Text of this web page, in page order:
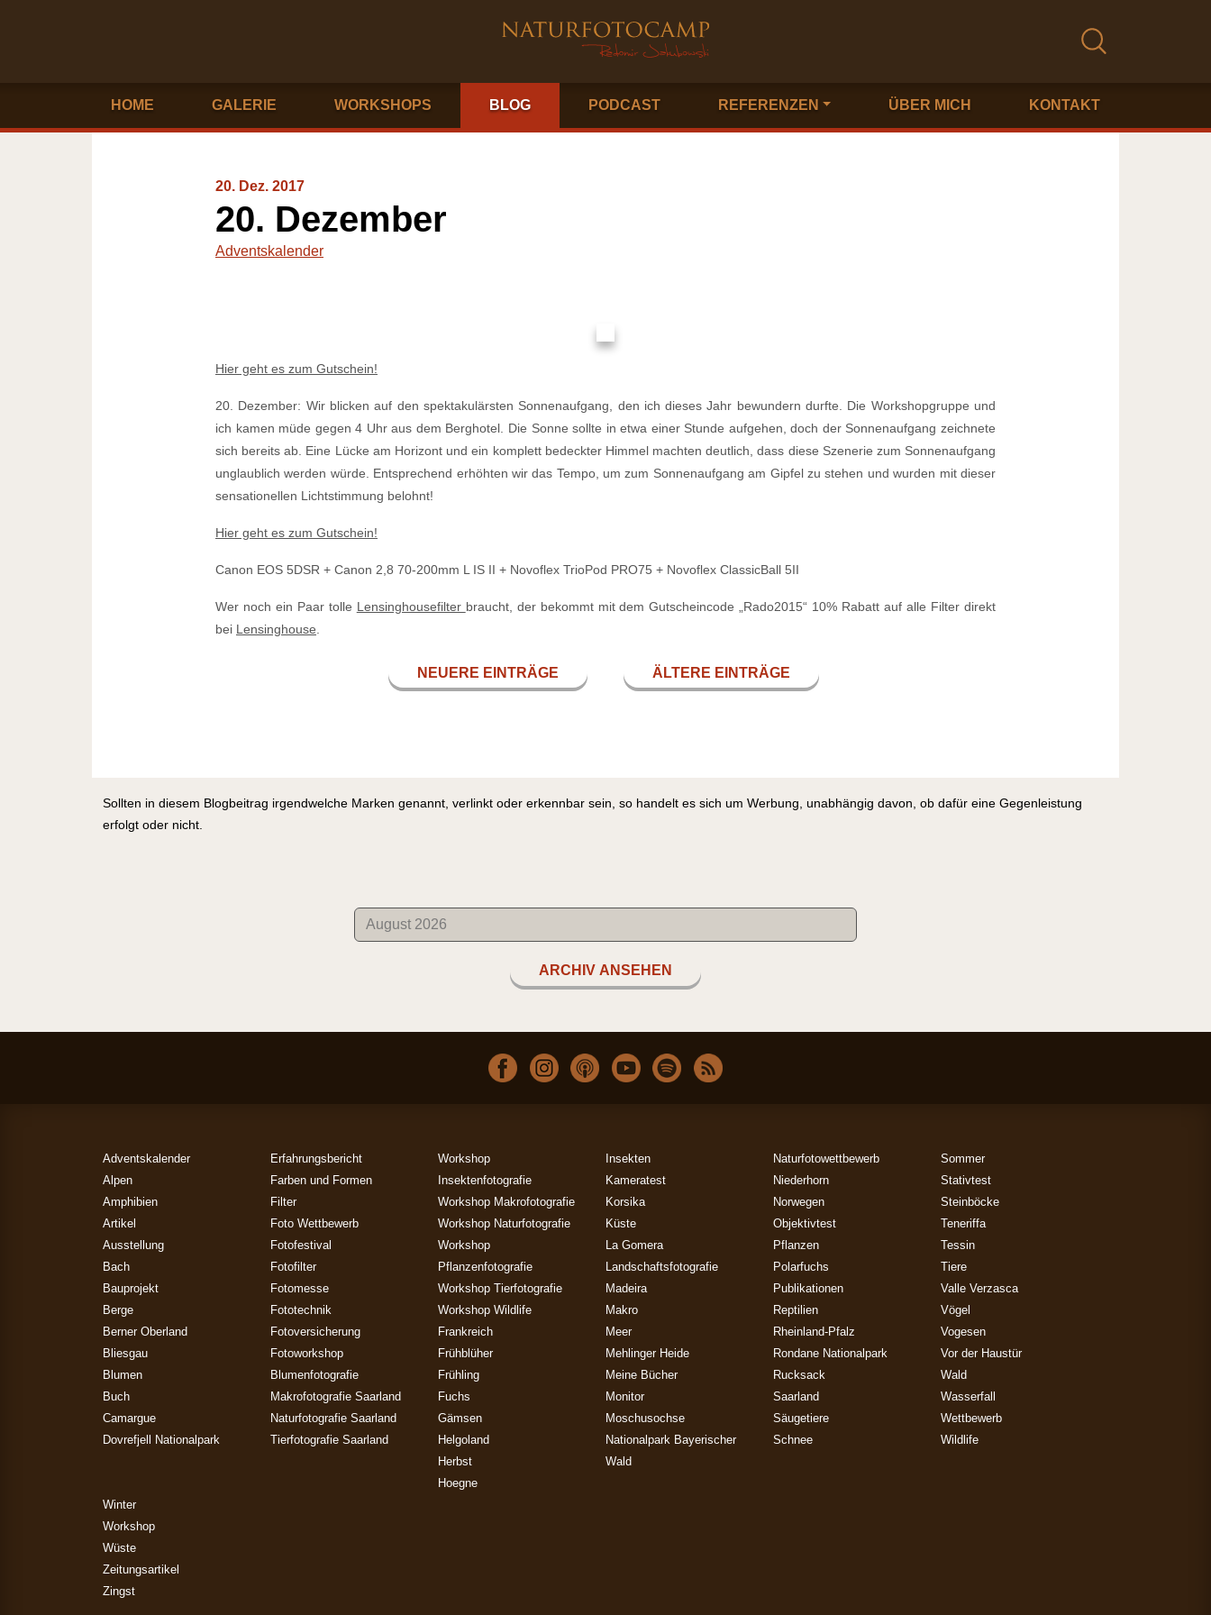
HOME GALERIE WORKSHOPS BLOG PODCAST REFERENZEN ÜBER MICH KONTAKT
20. Dez. 2017
20. Dezember
Adventskalender
Hier geht es zum Gutschein!
20. Dezember: Wir blicken auf den spektakulärsten Sonnenaufgang, den ich dieses Jahr bewundern durfte. Die Workshopgruppe und
ich kamen müde gegen 4 Uhr aus dem Berghotel. Die Sonne sollte in etwa einer Stunde aufgehen, doch der Sonnenaufgang zeichnete
sich bereits ab. Eine Lücke am Horizont und ein komplett bedeckter Himmel machten deutlich, dass diese Szenerie zum Sonnenaufgang
unglaublich werden würde. Entsprechend erhöhten wir das Tempo, um zum Sonnenaufgang am Gipfel zu stehen und wurden mit dieser
sensationellen Lichtstimmung belohnt!
Hier geht es zum Gutschein!
Canon EOS 5DSR + Canon 2,8 70-200mm L IS II + Novoflex TrioPod PRO75 + Novoflex ClassicBall 5II
Wer noch ein Paar tolle Lensinghousefilter braucht, der bekommt mit dem Gutscheincode „Rado2015“ 10% Rabatt auf alle Filter direkt
bei Lensinghouse
NEUERE EINTRÄGE ÄLTERE EINTRÄGE
Sollten in diesem Blogbeitrag irgendwelche Marken genannt, verlinkt oder erkennbar sein, so handelt es sich um Werbung, unabhängig davon, ob dafür eine Gegenleistung
erfolgt oder nicht.
ARCHIV ANSEHEN
Adventskalender
Alpen
Amphibien
Artikel
Ausstellung
Bach
Bauprojekt
Berge
Berner Oberland
Bliesgau
Blumen
Buch
Camargue
Dovrefjell Nationalpark
Erfahrungsbericht
Farben und Formen
Filter
Foto Wettbewerb
Fotofestival
Fotofilter
Fotomesse
Fototechnik
Fotoversicherung
Fotoworkshop
Blumenfotografie
Makrofotografie Saarland
Naturfotografie Saarland
Tierfotografie Saarland
Workshop
Insektenfotografie
Workshop Makrofotografie
Workshop Naturfotografie
Workshop
Pflanzenfotografie
Workshop Tierfotografie
Workshop Wildlife
Frankreich
Frühblüher
Frühling
Fuchs
Gämsen
Helgoland
Herbst
Hoegne
Insekten
Kameratest
Korsika
Küste
La Gomera
Landschaftsfotografie
Madeira
Makro
Meer
Mehlinger Heide
Meine Bücher
Monitor
Moschusochse
Nationalpark Bayerischer
Wald
Naturfotowettbewerb
Niederhorn
Norwegen
Objektivtest
Pflanzen
Polarfuchs
Publikationen
Reptilien
Rheinland-Pfalz
Rondane Nationalpark
Rucksack
Saarland
Säugetiere
Schnee
Sommer
Stativtest
Steinböcke
Teneriffa
Tessin
Tiere
Valle Verzasca
Vögel
Vogesen
Vor der Haustür
Wald
Wasserfall
Wettbewerb
Wildlife
Winter
Workshop
Wüste
Zeitungsartikel
Zingst